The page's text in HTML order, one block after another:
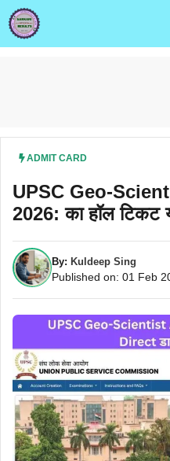
Skip
to
content
ADMIT CARD
UPSC Geo-
2026: का हॉल टिकट
By: Kuldeep Sing
Published on: 01 Feb